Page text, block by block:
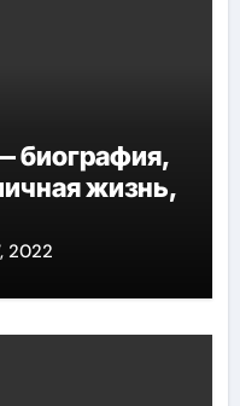
биография,
жизнь,
2022